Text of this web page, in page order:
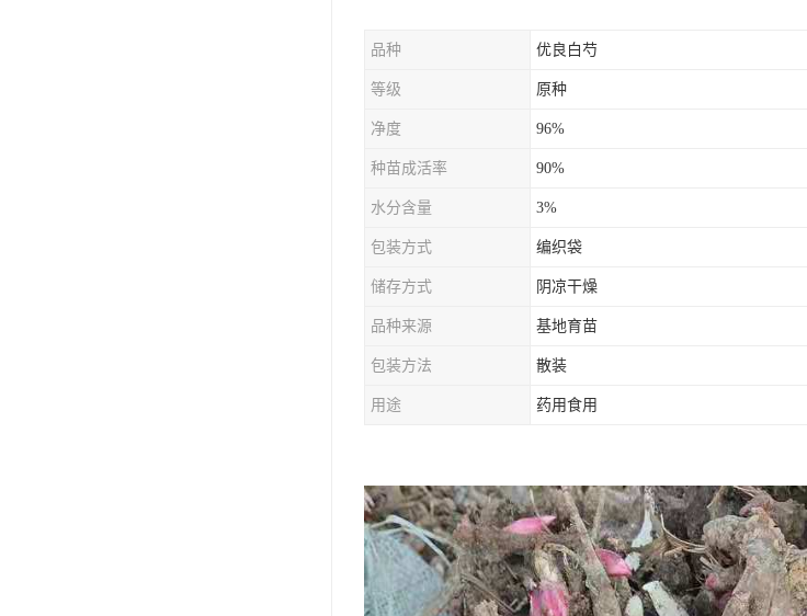
品种 优良白芍
等级 原种
净度 96%
种苗成活率 90%
水分含量 3%
包装方式 编织袋
储存方式 阴凉干燥
品种来源 基地育苗
包装方法 散装
用途 药用食用